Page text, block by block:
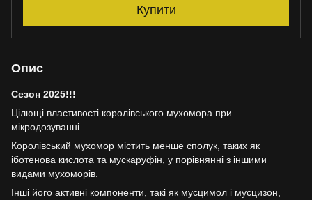
Купити
Опис
Сезон 2025!!!
Цілющі властивості королівського мухомора при
мікродозуванні
Королівський мухомор містить менше сполук, таких як
іботенова кислота та мускаруфін, у порівнянні з іншими
видами мухоморів.
Інші його активні компоненти, такі як мусцимол і мусцизон,